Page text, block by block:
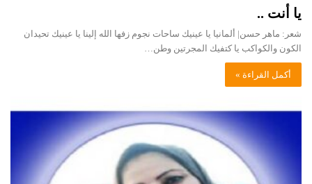
يا أنت ..
شعر: ماهر حسن| ألمانيا يا عينيك ساحات نجوم زفها الله إلينا يا عينيك تحيدان
الكون والكواكب يا كتفيك المجرتين وطن…
أكمل القراءة »